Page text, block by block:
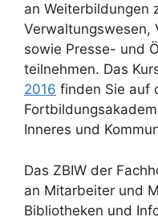
an Weiterbildungen
Verwaltungswesen,
sowie Presse- und
teilnehmen. Das
2016 finden Sie auf
Inneres und
Das ZBIW der
an Mitarbeiter und
Bibliotheken und